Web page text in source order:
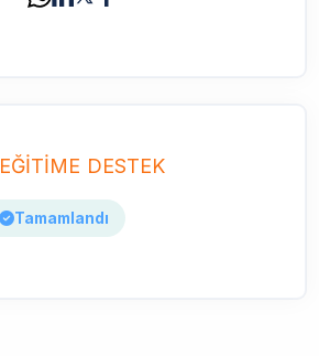
EĞİTİME DESTEK
Tamamlandı